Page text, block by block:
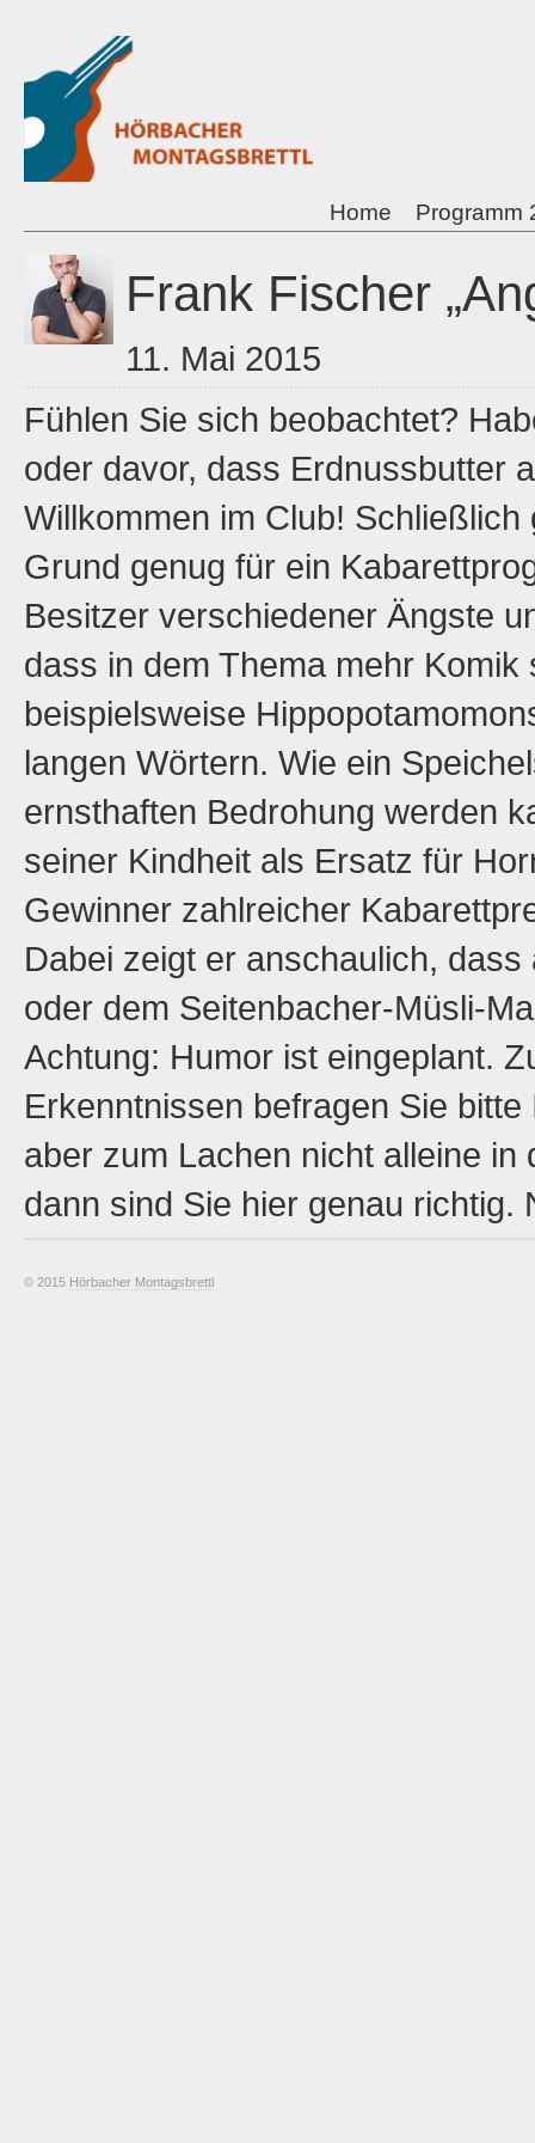
Programm
Home
Frank Fischer
11. Mai 2015
Fühlen Sie sich beobachtet?
oder davor, dass Erdnussbutter
Willkommen im Club!
Grund genug für ein
Besitzer verschiedener Ängste
dass in dem Thema mehr
beispielsweise
langen Wörtern. Wie ein
ernsthaften Bedrohung werden
seiner Kindheit als Ersatz für
Gewinner zahlreicher
Dabei zeigt er anschaulich,
oder dem Seitenbacher-Müsli-
Achtung: Humor ist eingeplant.
Erkenntnissen befragen Sie
aber zum Lachen nicht alleine
dann sind Sie hier genau richtig.
© 2015 Hörbacher Montagsbrettl